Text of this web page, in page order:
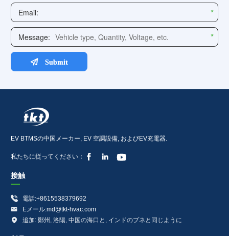
EV BTMSの中国メーカー, EV 空調設備, およびEV充電器.
私たちに従ってください：   
接触

電話:+8615538379692

Eメール:md@tkt-hvac.com

追加: 鄭州, 洛陽, 中国の海口と, インドのプネと同じように